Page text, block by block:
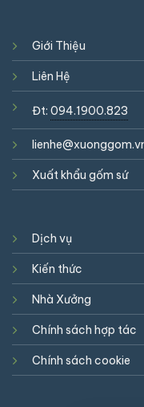
Giới Thiệu
Liên Hệ
Đt: 094.1900.823
Xuất khẩu gốm sứ
Dịch vụ
Kiến thức
Nhà Xưởng
Chính sách hợp tác
Chính sách cookie